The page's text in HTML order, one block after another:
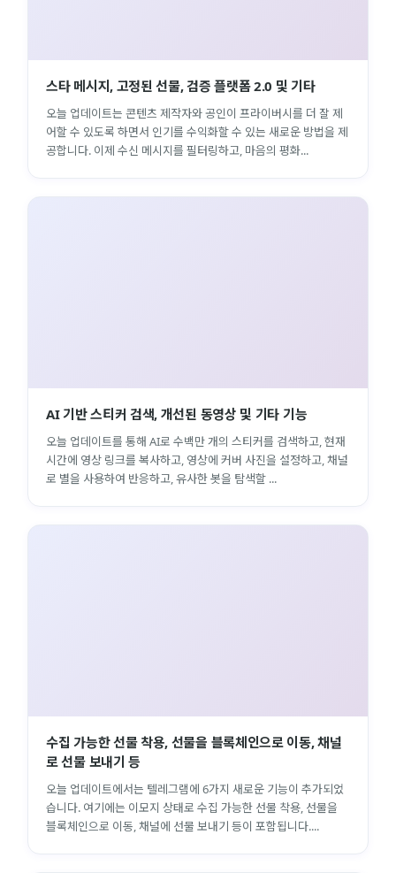
스타 메시지, 고정된 선물, 검증 플랫폼 2.0 및 기타
오늘 업데이트는 콘텐츠 제작자와 공인이 프라이버시를 더 잘 제
어할 수 있도록 하면서 인기를 수익화할 수 있는 새로운 방법을 제
공합니다. 이제 수신 메시지를 필터링하고, 마음의 평화...
AI 기반 스티커 검색, 개선된 동영상 및 기타 기능
오늘 업데이트를 통해 AI로 수백만 개의 스티커를 검색하고, 현재
시간에 영상 링크를 복사하고, 영상에 커버 사진을 설정하고, 채널
로 별을 사용하여 반응하고, 유사한 봇을 탐색할 ...
수집 가능한 선물 착용, 선물을 블록체인으로 이동, 채널
로 선물 보내기 등
오늘 업데이트에서는 텔레그램에 6가지 새로운 기능이 추가되었
습니다. 여기에는 이모지 상태로 수집 가능한 선물 착용, 선물을
블록체인으로 이동, 채널에 선물 보내기 등이 포함됩니다....
채널·봇 지갑·미니앱 소식·FAQ
Home 바로가기 arrow_forward